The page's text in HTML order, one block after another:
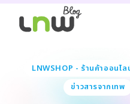
LNWSHOP - ร้านค้าออนไล
ข่าวสารจากเทพ